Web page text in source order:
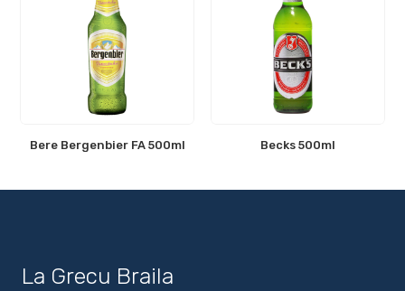
Bere Bergenbier FA 500ml Becks 500ml
La Grecu Braila